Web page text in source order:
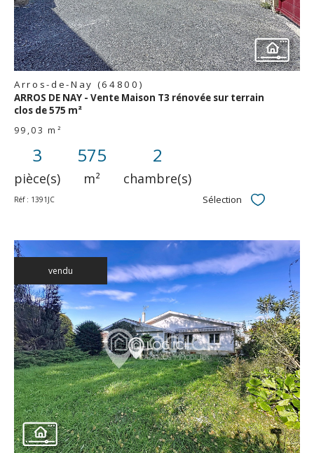
Arros-de-Nay (64800)
ARROS DE NAY - Vente Maison T3 rénovée sur terrain
clos de 575 m²
99,03 m²
3
pièce(s)
575
m²
2
chambre(s)
Réf : 1391JC Sélection Sélectionner
vendu
voir le
bien